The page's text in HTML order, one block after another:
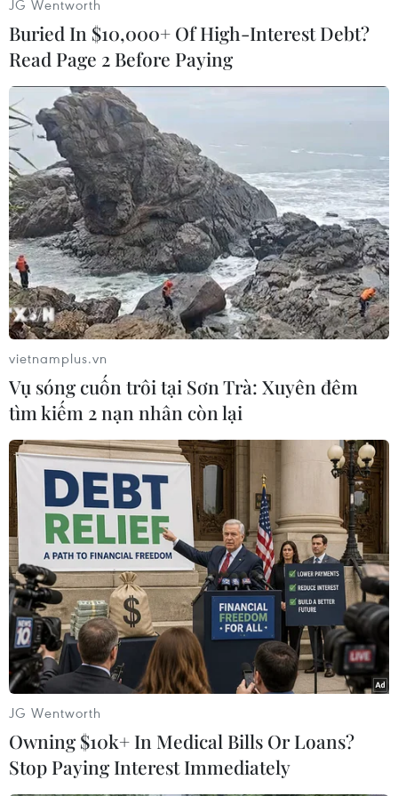
Theo ước tính của Liên hợp quốc, xung đột
trong làn sóng biểu tình trên cảnước phản đối
Tổng thống Al-Assad kể từ giữa tháng 3 vừa qua
đã làm hơn 3.000 ngườithiệt mạng./.
(TTXVN/Vietnam+)
#Syria #AL #Khủng hoảng #Biểu tình
#Xung đột
Pháp
Syria
Theo dõi VietnamPlus
TIN CÙNG CHUYÊN MỤC
Tổng thống Iran nhấn mạnh Tehran
JG Wentworth
Buried In $10,000+ Of High-Interest Debt?
Read Page 2 Before Paying
vietnamplus.vn
Vụ sóng cuốn trôi tại Sơn Trà: Xuyên đêm
tìm kiếm 2 nạn nhân còn lại
JG Wentworth
Owning $10k+ In Medical Bills Or Loans?
Stop Paying Interest Immediately